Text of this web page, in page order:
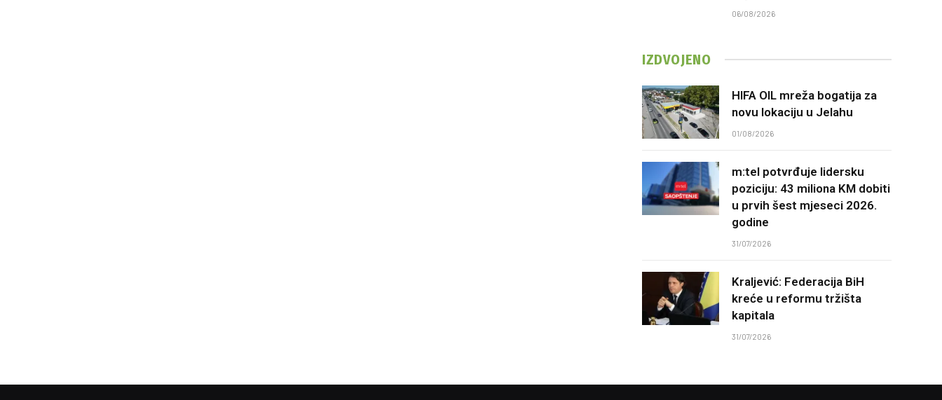
06/08/2026
IZDVOJENO
HIFA OIL mreža bogatija za
novu lokaciju u Jelahu
01/08/2026
m:tel potvrđuje lidersku
poziciju: 43 miliona KM dobiti
u prvih šest mjeseci 2026.
godine
31/07/2026
Kraljević: Federacija BiH
kreće u reformu tržišta
kapitala
31/07/2026